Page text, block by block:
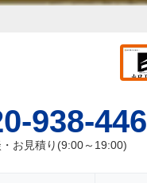
938-446
お見積り(9:00～19:00)